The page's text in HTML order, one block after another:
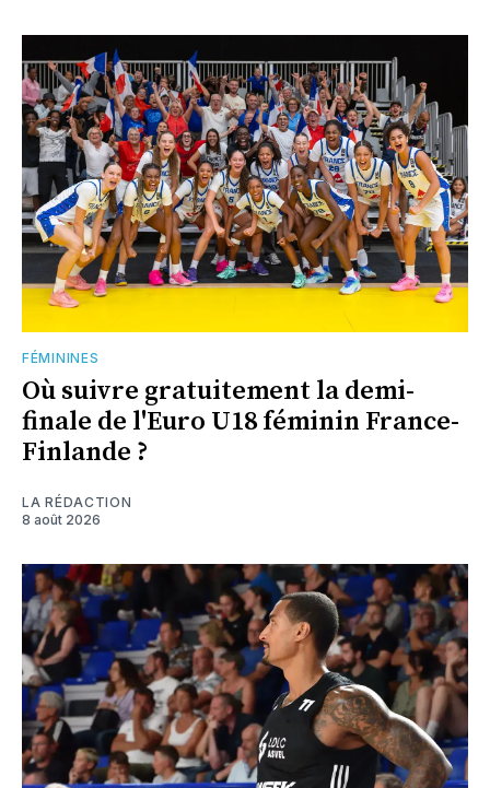
FÉMININES
Où suivre gratuitement la demi-
finale de l'Euro U18 féminin France-
Finlande ?
LA RÉDACTION
8 août 2026